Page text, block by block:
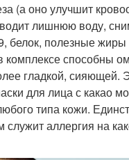
(а оно улучшит
лишнюю воду,
белок, полезные жиры
комплексе способны
гладкой,
для лица с какао
типа кожи.
служит аллергия на